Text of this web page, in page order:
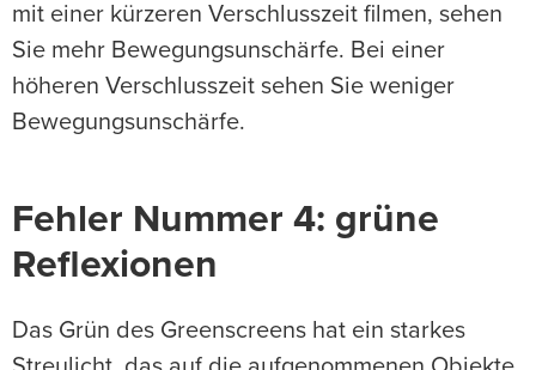
mit einer kürzeren Verschlusszeit filmen, sehen
Sie mehr Bewegungsunschärfe. Bei einer
höheren Verschlusszeit sehen Sie weniger
Bewegungsunschärfe.
Fehler Nummer 4: grüne
Reflexionen
Das Grün des Greenscreens hat ein starkes